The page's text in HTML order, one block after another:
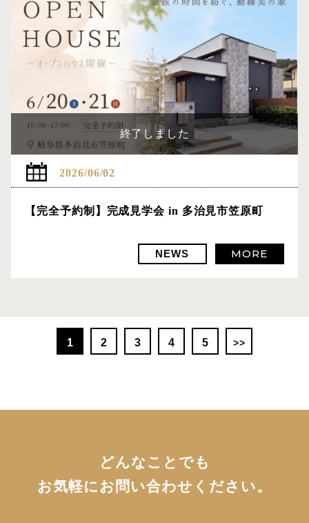
終了しました
2026/06/02
【完全予約制】完成見学会 in 多治見市笠原町
NEWS MORE
1 2 3 4 5
どんなことでも
お気軽にお問い合わせください。